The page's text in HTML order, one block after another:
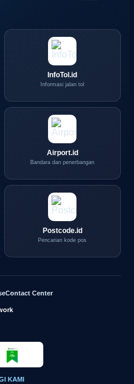
InfoTol.id
Informasi jalan tol
Airport.id
Bandara dan penerbangan
Postcode.id
Pencarian kode pos
Contact Center
KAMI